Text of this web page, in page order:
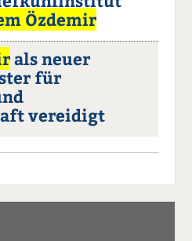
Özdemir
als neuer
für
vereidigt